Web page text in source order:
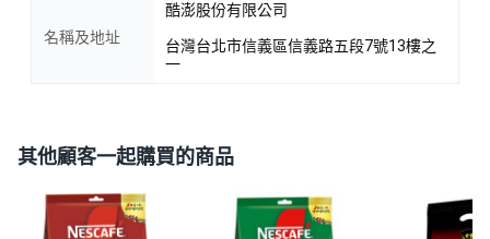
名稱及地址
酷澎股份有限公司
台灣台北市信義區信義路五段7號13樓之
一
其他顧客一起購買的商品